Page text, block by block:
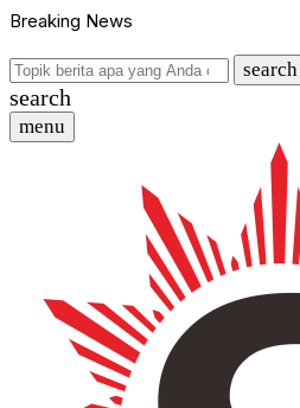
Breaking News
search
search
menu